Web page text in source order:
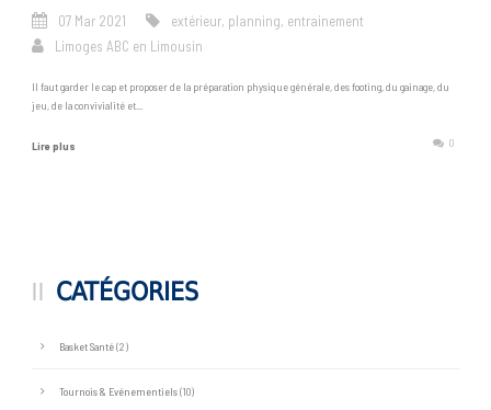
07 Mar 2021 extérieur, planning, entrainement
Limoges ABC en Limousin
Il faut garder le cap et proposer de la préparation physique générale, des footing, du gainage, du
jeu, de la convivialité et...
Lire plus 0
CATÉGORIES
Basket Santé(2)
Tournois & Evénementiels(10)